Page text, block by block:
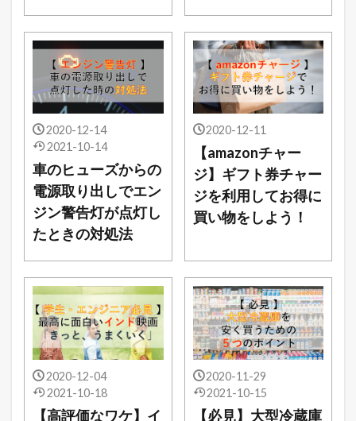
2020-12-14
2021-10-14
車のヒューズからの
電源取り出しでエン
ジン警告灯が点灯し
たときの対処法
2020-12-11
【amazonチャー
ジ】ギフト券チャー
ジを利用してお得に
買い物をしよう！
2020-12-04
2021-10-18
【高評価なワケ】イ
2020-11-29
2021-10-15
【必見】大型冷蔵庫